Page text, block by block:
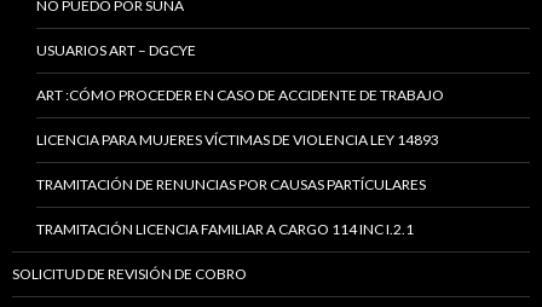
NO PUEDO POR SUNA
USUARIOS ART – DGCYE
ART :CÓMO PROCEDER EN CASO DE ACCIDENTE DE TRABAJO
LICENCIA PARA MUJERES VÍCTIMAS DE VIOLENCIA LEY 14893
TRAMITACIÓN DE RENUNCIAS POR CAUSAS PARTÍCULARES
TRAMITACIÓN LICENCIA FAMILIAR A CARGO 114 INC I.2.1
SOLICITUD DE REVISIÓN DE COBRO